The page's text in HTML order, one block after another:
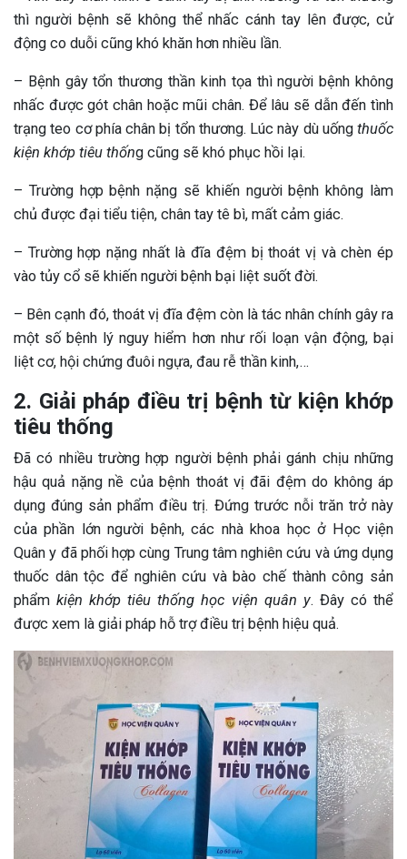
thì người bệnh sẽ không thể nhấc cánh tay lên được, cử
động co duỗi cũng khó khăn hơn nhiều lần.
– Bệnh gây tổn thương thần kinh tọa thì người bệnh không
nhấc được gót chân hoặc mũi chân. Để lâu sẽ dẫn đến tình
trạng teo cơ phía chân bị tổn thương. Lúc này dù uốngthuốc
kiện khớp tiêu thống cũng sẽ khó phục hồi lại.
– Trường hợp bệnh nặng sẽ khiến người bệnh không làm
chủ được đại tiểu tiện, chân tay tê bì, mất cảm giác.
– Trường hợp nặng nhất là đĩa đệm bị thoát vị và chèn ép
vào tủy cổ sẽ khiến người bệnh bại liệt suốt đời.
– Bên cạnh đó, thoát vị đĩa đệm còn là tác nhân chính gây ra
một số bệnh lý nguy hiểm hơn như rối loạn vận động, bại
liệt cơ, hội chứng đuôi ngựa, đau rễ thần kinh,…
2. Giải pháp điều trị bệnh từ kiện khớp
tiêu thống
Đã có nhiều trường hợp người bệnh phải gánh chịu những
hậu quả nặng nề của bệnh thoát vị đãi đệm do không áp
dụng đúng sản phẩm điều trị. Đứng trước nỗi trăn trở này
của phần lớn người bệnh, các nhà khoa học ở Học viện
Quân y đã phối hợp cùng Trung tâm nghiên cứu và ứng dụng
thuốc dân tộc để nghiên cứu và bào chế thành công sản
phẩmkiện khớp tiêu thống học viện quân y. Đây có thể
được xem là giải pháp hỗ trợ điều trị bệnh hiệu quả.